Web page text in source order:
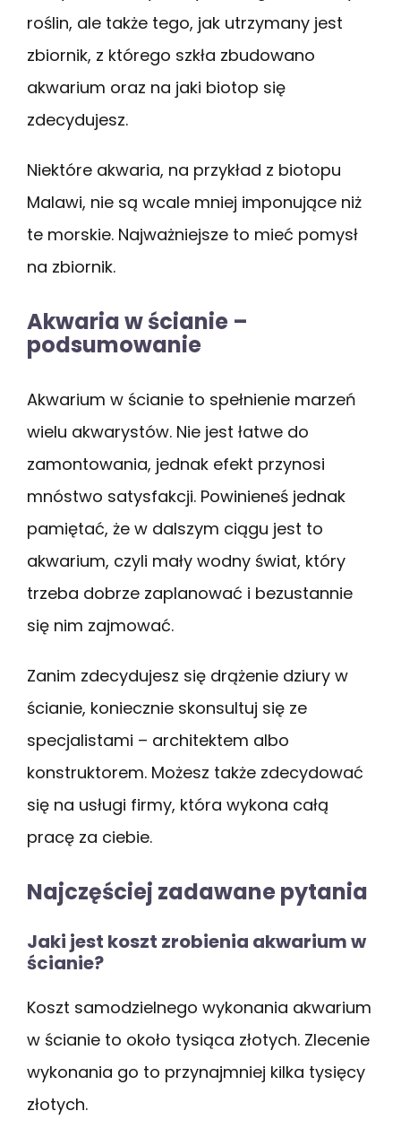
roślin, ale także tego, jak utrzymany jest
zbiornik, z którego szkła zbudowano
akwarium oraz na jaki biotop się
zdecydujesz.
Niektóre akwaria, na przykład z biotopu
Malawi, nie są wcale mniej imponujące niż
te morskie. Najważniejsze to mieć pomysł
na zbiornik.
Akwaria w ścianie –
podsumowanie
Akwarium w ścianie to spełnienie marzeń
wielu akwarystów. Nie jest łatwe do
zamontowania, jednak efekt przynosi
mnóstwo satysfakcji. Powinieneś jednak
pamiętać, że w dalszym ciągu jest to
akwarium, czyli mały wodny świat, który
trzeba dobrze zaplanować i bezustannie
się nim zajmować.
Zanim zdecydujesz się drążenie dziury w
ścianie, koniecznie skonsultuj się ze
specjalistami – architektem albo
konstruktorem. Możesz także zdecydować
się na usługi firmy, która wykona całą
pracę za ciebie.
Najczęściej zadawane pytania
Jaki jest koszt zrobienia akwarium w
ścianie?
Koszt samodzielnego wykonania akwarium
w ścianie to około tysiąca złotych. Zlecenie
wykonania go to przynajmniej kilka tysięcy
złotych.